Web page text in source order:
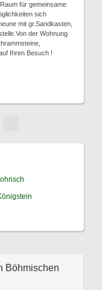
für gemeinsame
sich
mit gr.Sandkasten,
der Wohnung
Ihren Besuch !
Böhmischen